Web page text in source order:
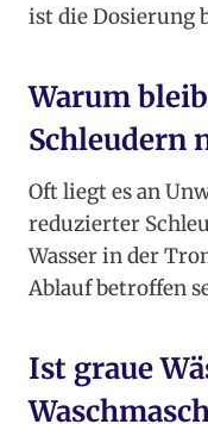
ist die Dosierung
Warum
Schleudern
Oft liegt es an
reduzierter
Wasser in der
Ablauf betroffen
Ist graue